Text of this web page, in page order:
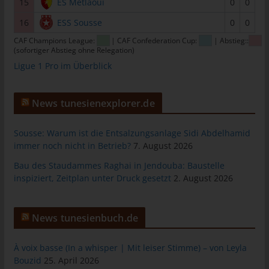
16
ESS Sousse 0 0
CAF Champions League: | CAF Confederation Cup:
| Abstieg::
(sofortiger Abstieg ohne Relegation)
Ligue 1 Pro im Überblick
News tunesienexplorer.de
Sousse: Warum ist die Entsalzungsanlage Sidi Abdelhamid
immer noch nicht in Betrieb? 7. August 2026
Bau des Staudammes Raghai in Jendouba: Baustelle
inspiziert, Zeitplan unter Druck gesetzt 2. August 2026
News tunesienbuch.de
À voix basse (In a whisper | Mit leiser Stimme) – von Leyla
Bouzid 25. April 2026
tunesienfussball.de
Uwe Wassenberg
Rue 2 Mars
4022 Akouda - Tunesien
E-Mail:
Cookies
Textdateien, welche über einen Internetbrowser auf einem
Computersystem abgelegt und gespeichert werden.
Cookies enthalten eine sogenannte Cookie-ID. Eine Cookie-ID
ist eine eindeutige Kennung des Cookies. Sie besteht aus einer
Zeichenfolge, durch welche Internetseiten und Server dem
konkreten Internetbrowser zugeordnet werden können, in dem